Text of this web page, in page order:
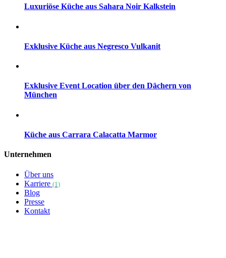
Luxuriöse Küche aus Sahara Noir Kalkstein
Exklusive Küche aus Negresco Vulkanit
Exklusive Event Location über den Dächern von
München
Küche aus Carrara Calacatta Marmor
Unternehmen
Über uns
Karriere (1)
Blog
Presse
Kontakt